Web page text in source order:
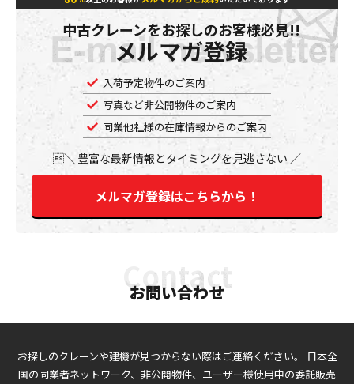
中古クレーンをお探しのお客様必見!!
メルマガ登録
入荷予定物件のご案内
写真など非公開物件のご案内
同業他社様の在庫情報からのご案内
豊富な最新情報とタイミングを見逃さない
メルマガ登録はこちらから！
お問い合わせ
お探しのクレーンや建機が見つからない際はご連絡ください。
日本全
国の同業者ネットワーク、非公開物件、ユーザー様使用中の委託販売